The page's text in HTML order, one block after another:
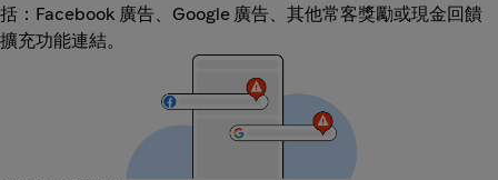
括：Facebook 廣告、Google 廣告、其他常客獎勵或現金回饋
擴充功能連結。